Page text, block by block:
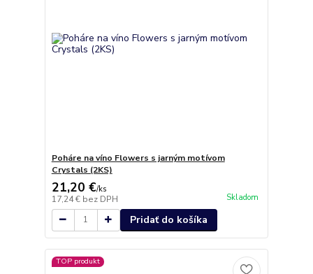
Poháre na víno Flowers s jarným motívom
Crystals (2KS)
21,20 €/ks
17,24 € bez DPH Skladom
Pridať do košíka
TOP produkt